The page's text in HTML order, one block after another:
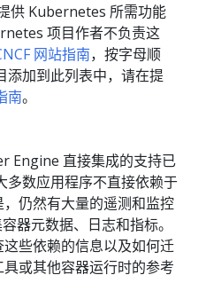
供 Kubernetes 所需功能
项目作者不负责这
网站指南，按字母顺
添加到此列表中，请在提
南。
Engine 直接集成的支持已
多数应用程序不直接依赖于
仍然有大量的遥测和监控
器元数据、日志和指标。
些依赖的信息以及如何迁
或其他容器运行时的参考